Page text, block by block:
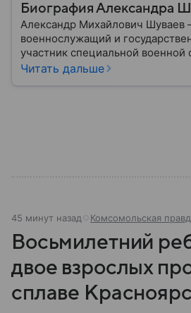
Биография Александра
Александр Михайлович Шуваев
военнослужащий и
участник специальной военной
программы «Время героев». В
Читать дальше
45 минут назад Комсомольская
Восьмилетний
двое взрослых
сплаве